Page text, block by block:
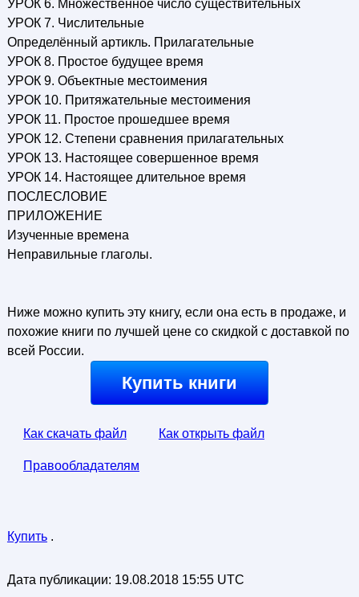
УРОК 6. Множественное число существительных
УРОК 7. Числительные
Определённый артикль. Прилагательные
УРОК 8. Простое будущее время
УРОК 9. Объектные местоимения
УРОК 10. Притяжательные местоимения
УРОК 11. Простое прошедшее время
УРОК 12. Степени сравнения прилагательных
УРОК 13. Настоящее совершенное время
УРОК 14. Настоящее длительное время
ПОСЛЕСЛОВИЕ
ПРИЛОЖЕНИЕ
Изученные времена
Неправильные глаголы.
Ниже можно купить эту книгу, если она есть в продаже, и
похожие книги по лучшей цене со скидкой с доставкой по
всей России.
Купить книги
Как скачать файл Как открыть файл
Правообладателям
Купить.
Дата публикации: 19.08.2018 15:55 UTC